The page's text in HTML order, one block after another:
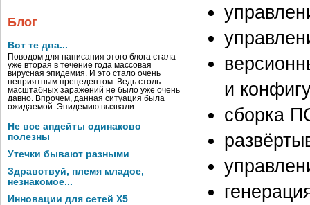
Блог
Вот те два...
Поводом для написания этого блога стала
уже вторая в течение года массовая
вирусная эпидемия. И это стало очень
неприятным прецедентом. Ведь столь
масштабных заражений не было уже очень
давно. Впрочем, данная ситуация была
ожидаемой. Эпидемию вызвали …
Не все апдейты одинаково
полезны
Утечки бывают разными
Здравствуй, племя младое,
незнакомое...
Инновации для сетей X5
и
сборка